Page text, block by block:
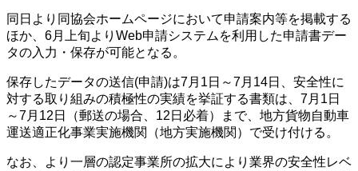
同日より同協会ホームページにおいて申請案内等を掲載する
ほか、6月上旬よりWeb申請システムを利用した申請書デー
タの入力・保存が可能となる。
保存したデータの送信(申請)は7月1日～7月14日、安全性に
対する取り組みの積極性の実績を挙証する書類は、7月1日
～7月12日（郵送の場合、12日必着）まで、地方貨物自動車
運送適正化事業実施機関（地方実施機関）で受け付ける。
なお、より一層の認定事業所の拡大により業界の安全性レベ